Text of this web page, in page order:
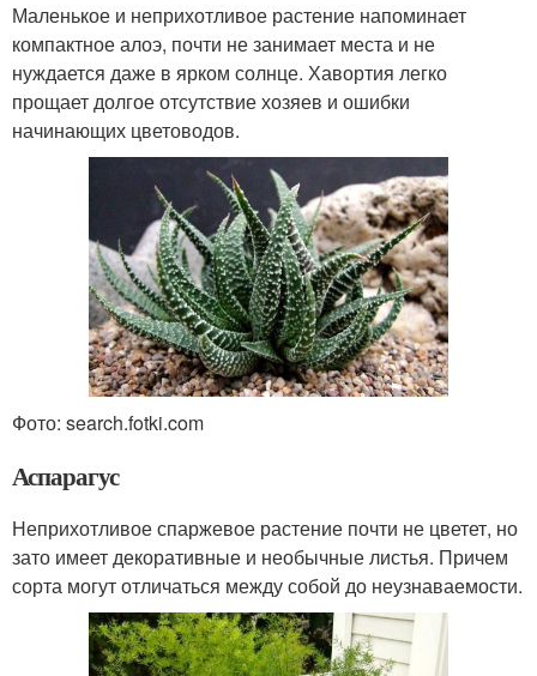
Маленькое и неприхотливое растение напоминает
компактное алоэ, почти не занимает места и не
нуждается даже в ярком солнце. Хавортия легко
прощает долгое отсутствие хозяев и ошибки
начинающих цветоводов.
Фото: search.fotki.com
Аспарагус
Неприхотливое спаржевое растение почти не цветет, но
зато имеет декоративные и необычные листья. Причем
сорта могут отличаться между собой до неузнаваемости.